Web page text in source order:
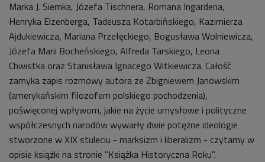
Marka J. Siemka, Józefa Tischnera, Romana Ingardena,
Henryka Elzenberga, Tadeusza Kotarbińskiego, Kazimierza
Ajdukiewicza, Mariana Przełęckiego, Bogusława Wolniewicza,
Józefa Marii Bocheńskiego, Alfreda Tarskiego, Leona
Chwistka oraz Stanisława Ignacego Witkiewicza. Całość
zamyka zapis rozmowy autora ze Zbigniewem Janowskim
(amerykańskim filozofem polskiego pochodzenia),
poświęconej wpływom, jakie na życie umysłowe i polityczne
współczesnych narodów wywarły dwie potężne ideologie
stworzone w XIX stuleciu - marksizm i liberalizm - czytamy w
opisie książki na stronie "Książka Historyczna Roku".